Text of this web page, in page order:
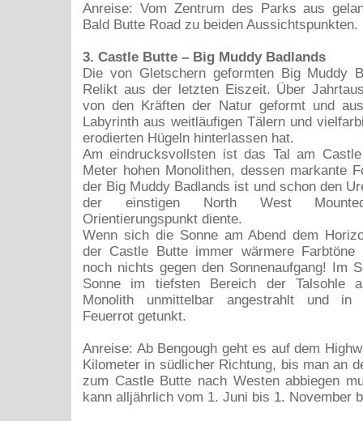
Anreise: Vom Zentrum des Parks aus
Bald Butte Road zu beiden Aussichtspunkten.
3. Castle Butte – Big Muddy Badlands
Die von Gletschern geformten Big Muddy
Relikt aus der letzten Eiszeit. Über
von den Kräften der Natur geformt und
Labyrinth aus weitläufigen Tälern und
erodierten Hügeln hinterlassen hat.
Am eindrucksvollsten ist das Tal am
Meter hohen Monolithen, dessen markante
der Big Muddy Badlands ist und schon den
der einstigen North West
Orientierungspunkt diente.
Wenn sich die Sonne am Abend dem
der Castle Butte immer wärmere
noch nichts gegen den Sonnenaufgang! Im
Sonne im tiefsten Bereich der Talsohle
Monolith unmittelbar angestrahlt und in
Feuerrot getunkt.
Anreise: Ab Bengough geht es auf dem
Kilometer in südlicher Richtung, bis man an
zum Castle Butte nach Westen abbiegen
kann alljährlich vom 1. Juni bis 1. November